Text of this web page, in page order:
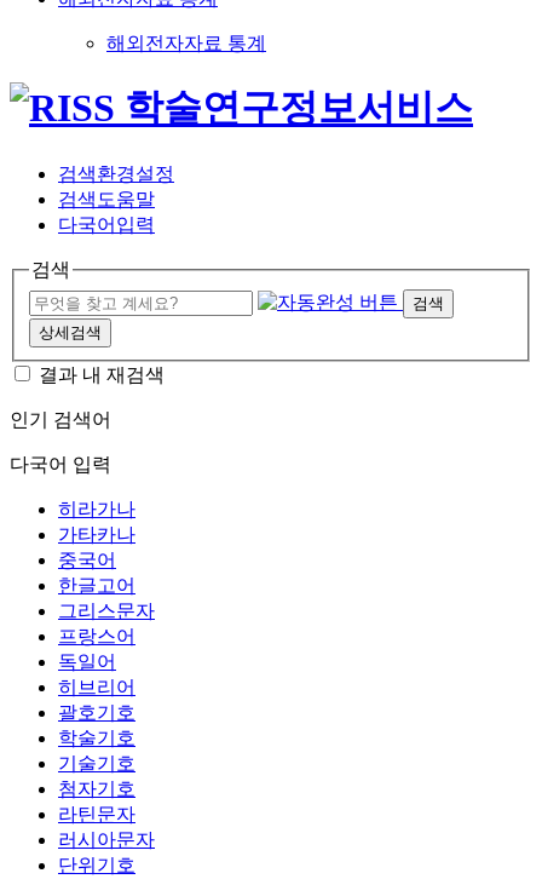
해외전자자료 통계
검색환경설정
검색도움말
다국어입력
검색
검색
상세검색
결과 내 재검색
인기 검색어
다국어 입력
히라가나
가타카나
중국어
한글고어
그리스문자
프랑스어
독일어
히브리어
괄호기호
학술기호
기술기호
첨자기호
라틴문자
러시아문자
단위기호